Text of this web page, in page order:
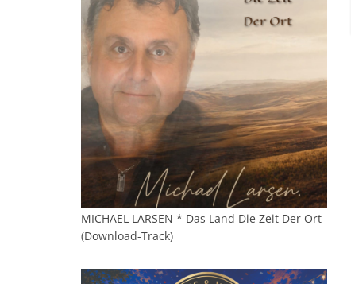
MICHAEL LARSEN * Das Land Die Zeit Der Ort
(Download-Track)